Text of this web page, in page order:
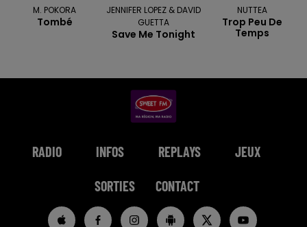
M. POKORA
Tombé
JENNIFER LOPEZ & DAVID
GUETTA
Save Me Tonight
NUTTEA
Trop Peu De
Temps
RADIO INFOS REPLAYS JEUX
SORTIES CONTACT